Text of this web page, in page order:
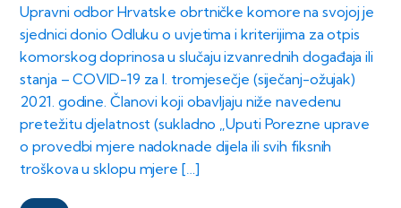
Upravni odbor Hrvatske obrtničke komore na svojoj je
sjednici donio Odluku o uvjetima i kriterijima za otpis
komorskog doprinosa u slučaju izvanrednih događaja ili
stanja – COVID-19 za I. tromjesečje (siječanj-ožujak)
2021. godine. Članovi koji obavljaju niže navedenu
pretežitu djelatnost (sukladno „Uputi Porezne uprave
o provedbi mjere nadoknade dijela ili svih fiksnih
troškova u sklopu mjere […]